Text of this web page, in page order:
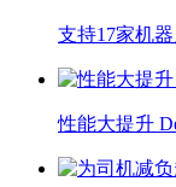
支持17家机
性能大提升